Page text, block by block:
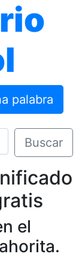
palabra
Buscar
el